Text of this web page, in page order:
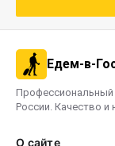
Едем-в-
Профессиональный
России. Качество и
О сайте